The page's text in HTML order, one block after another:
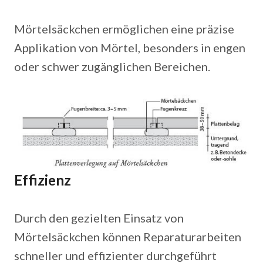
Mörtelsäckchen ermöglichen eine präzise
Applikation von Mörtel, besonders in engen
oder schwer zugänglichen Bereichen.
Effizienz
Durch den gezielten Einsatz von
Mörtelsäckchen können Reparaturarbeiten
schneller und effizienter durchgeführt